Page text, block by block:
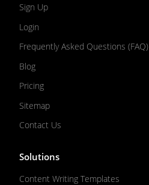
Sign Up
Login
Frequently Asked Questions (FAQ)
Blog
Pricing
Sitemap
Contact Us
Solutions
Content Writing Templates